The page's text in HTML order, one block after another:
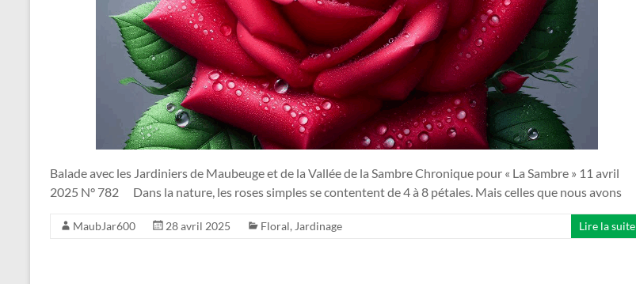
Balade avec les Jardiniers de Maubeuge et de la Vallée de la Sambre Chronique pour « La Sambre » 11 avril
2025 N° 782 Dans la nature, les roses simples se contentent de 4 à 8 pétales. Mais celles que nous avons
MaubJar600 28 avril 2025 Floral, Jardinage Lire la suite